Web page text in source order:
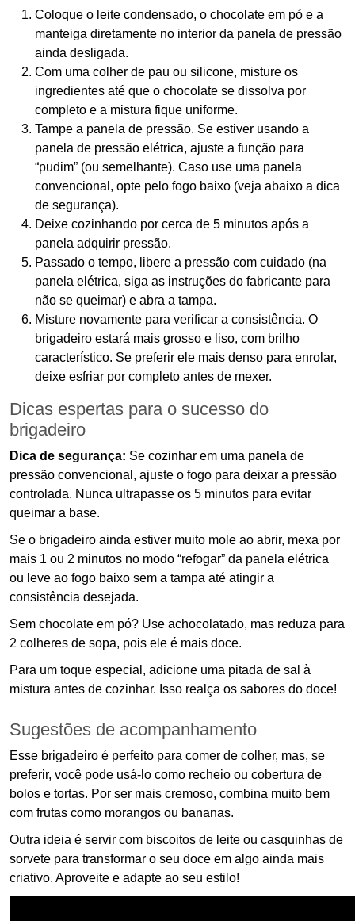
Coloque o leite condensado, o chocolate em pó e a
manteiga diretamente no interior da panela de pressão
ainda desligada.
Com uma colher de pau ou silicone, misture os
ingredientes até que o chocolate se dissolva por
completo e a mistura fique uniforme.
Tampe a panela de pressão. Se estiver usando a
panela de pressão elétrica, ajuste a função para
“pudim” (ou semelhante). Caso use uma panela
convencional, opte pelo fogo baixo (veja abaixo a dica
de segurança).
Deixe cozinhando por cerca de 5 minutos após a
panela adquirir pressão.
Passado o tempo, libere a pressão com cuidado (na
panela elétrica, siga as instruções do fabricante para
não se queimar) e abra a tampa.
Misture novamente para verificar a consistência. O
brigadeiro estará mais grosso e liso, com brilho
característico. Se preferir ele mais denso para enrolar,
deixe esfriar por completo antes de mexer.
Dicas espertas para o sucesso do
brigadeiro
Dica de segurança: Se cozinhar em uma panela de
pressão convencional, ajuste o fogo para deixar a pressão
controlada. Nunca ultrapasse os 5 minutos para evitar
queimar a base.
Se o brigadeiro ainda estiver muito mole ao abrir, mexa por
mais 1 ou 2 minutos no modo “refogar” da panela elétrica
ou leve ao fogo baixo sem a tampa até atingir a
consistência desejada.
Sem chocolate em pó? Use achocolatado, mas reduza para
2 colheres de sopa, pois ele é mais doce.
Para um toque especial, adicione uma pitada de sal à
mistura antes de cozinhar. Isso realça os sabores do doce!
Sugestões de acompanhamento
Esse brigadeiro é perfeito para comer de colher, mas, se
preferir, você pode usá-lo como recheio ou cobertura de
bolos e tortas. Por ser mais cremoso, combina muito bem
com frutas como morangos ou bananas.
Outra ideia é servir com biscoitos de leite ou casquinhas de
sorvete para transformar o seu doce em algo ainda mais
criativo. Aproveite e adapte ao seu estilo!